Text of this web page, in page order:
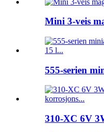
Mini 3-veis
555-serien
310-XC 6V